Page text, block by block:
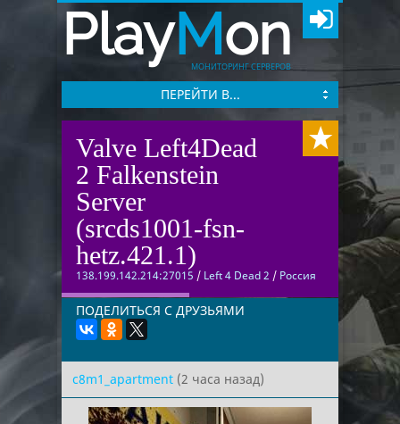
PlayMon
МОНИТОРИНГ СЕРВЕРОВ
ПЕРЕЙТИ В...
Valve Left4Dead
2 Falkenstein
Server
(srcds1001-fsn-
hetz.421.1)
138.199.142.214:27015 / Left 4 Dead 2 / Россия
ПОДЕЛИТЬСЯ С ДРУЗЬЯМИ
c8m1_apartment (2 часа назад)